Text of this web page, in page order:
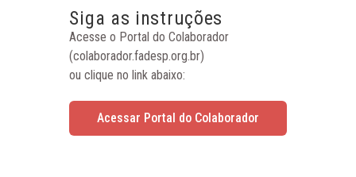
Siga as instruções
Acesse o Portal do Colaborador
(colaborador.fadesp.org.br)
ou clique no link abaixo:
Acessar Portal do Colaborador